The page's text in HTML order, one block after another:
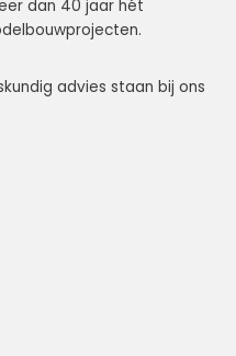
dan 40 jaar hét
advies staan bij ons